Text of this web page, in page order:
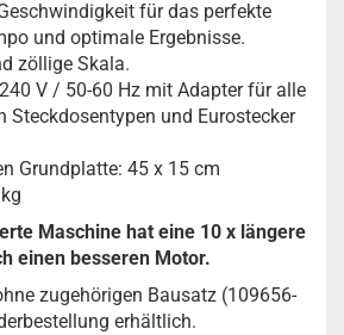
für das perfekte
und optimale Ergebnisse.
zöllige Skala.
V / 50-60 Hz mit Adapter für alle
Steckdosentypen und Eurostecker
Grundplatte: 45 x 15 cm
Maschine hat eine 10 x längere
einen besseren Motor.
zugehörigen Bausatz (109656-
erhältlich.